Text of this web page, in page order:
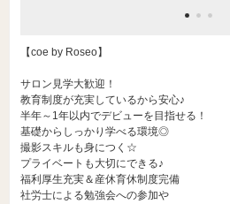
【coe by Roseo】
サロン見学大歓迎！
教育制度が充実しているから安心♪
半年～1年以内でデビューを目指せる！
基礎からしっかり学べる環境◎
撮影スキルも身につく☆
プライベートも大切にできる♪
福利厚生充実＆産休育休制度完備
社労士による勉強会への参加や